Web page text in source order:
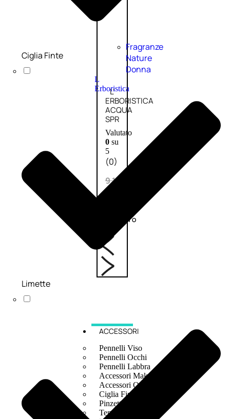
Fragranze
Nature
Donna
L
Erboristica
L’
ERBORISTICA
ACQUA
SPR
Valutato
0su
5
(0)
9,10
ESAURITO
ACCESSORI
Pennelli Viso
Pennelli Occhi
Pennelli Labbra
Accessori Make Up
Accessori Occhi
Ciglia Finte
Pinzette
Temperamatite
Ciglia Finte
Limette